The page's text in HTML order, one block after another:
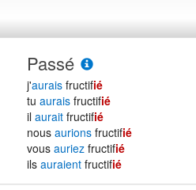
Passé
j'aurais fructifié
tuaurais fructifié
ilaurait fructifié
nousaurions fructifié
vousauriez fructifié
ilsauraient fructifié